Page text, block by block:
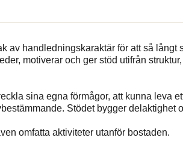
av handledningskaraktär för att så långt
motiverar och ger stöd utifrån
sina egna förmågor, att kunna leva
Stödet bygger delaktighet
omfatta aktiviteter utanför bostaden.